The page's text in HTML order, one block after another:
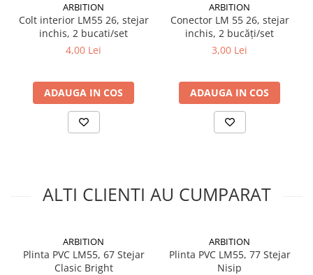
ARBITION
Colt interior LM55 26, stejar
inchis, 2 bucati/set
4,00 Lei
ADAUGA IN COS
ARBITION
Conector LM 55 26, stejar
inchis, 2 bucăți/set
3,00 Lei
ADAUGA IN COS
ALTI CLIENTI AU CUMPARAT
ARBITION
Plinta PVC LM55, 67 Stejar
Clasic Bright
ARBITION
Plinta PVC LM55, 77 Stejar
Nisip